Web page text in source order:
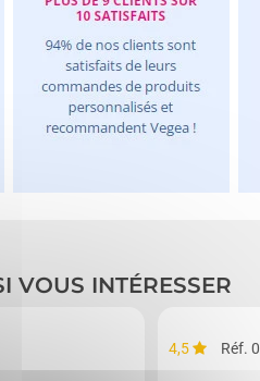
VOUS INTÉRESSER
4,5 Réf.